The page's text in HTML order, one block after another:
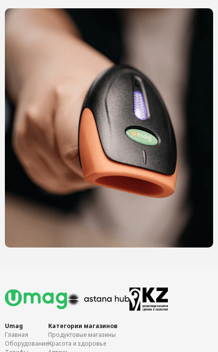
Umag
Главная
Оборудование
Категории магазинов
Продуктовые магазины
Красота и здоровье